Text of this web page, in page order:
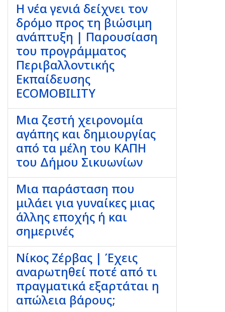
Η νέα γενιά δείχνει τον
δρόμο προς τη βιώσιμη
ανάπτυξη | Παρουσίαση
του προγράμματος
Περιβαλλοντικής
Εκπαίδευσης
ECOMOBILITY
Μια ζεστή χειρονομία
αγάπης και δημιουργίας
από τα μέλη του ΚΑΠΗ
του Δήμου Σικυωνίων
Μια παράσταση που
μιλάει για γυναίκες μιας
άλλης εποχής ή και
σημερινές
Νίκος Ζέρβας | Έχεις
αναρωτηθεί ποτέ από τι
πραγματικά εξαρτάται η
απώλεια βάρους;